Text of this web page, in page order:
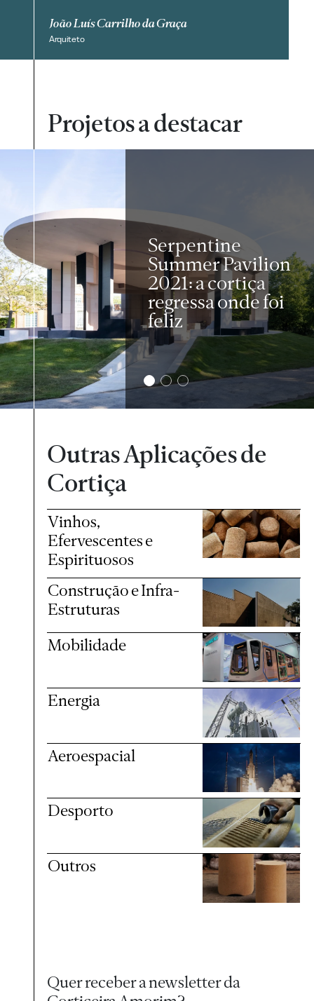
João Luís Carrilho da Graça
Arquiteto
Projetos a destacar
Serpentine
Summer Pavilion
2021: a cortiça
regressa onde foi
feliz
Outras Aplicações de
Cortiça
Vinhos,
Efervescentes e
Espirituosos
Construção e Infra-
Estruturas
Mobilidade
Energia
Aeroespacial
Desporto
Outros
Quer receber a newsletter da